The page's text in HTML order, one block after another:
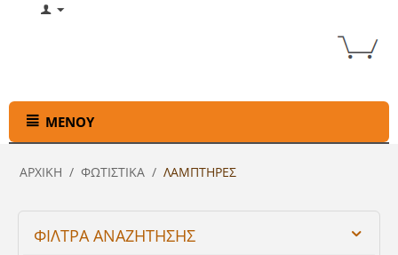
ΜΕΝΟΎ
ΑΡΧΙΚΉ / ΦΩΤΙΣΤΙΚΑ / ΛΑΜΠΤΗΡΕΣ
ΦΙΛΤΡΑ ΑΝΑΖΗΤΗΣΗΣ